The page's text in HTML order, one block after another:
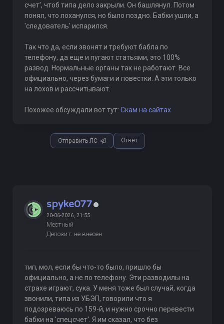
счет', чтоб типа дело закрыли. Он башлянул. Потом
понял, что лоханулся, но было поздно. Бабки ушли, а
'следователь' испарился.
Так что да, если звонят и требуют бабла по
телефону, да еще и пугают статьями, это 100%
развод. Нормальные органы так не работают. Все
официально, через бумаги и повестки. А эти только
на лохов и рассчитывают.
Похожее обсуждали вот тут: Скам на сайтах
Отправить ЛС Ответ
spyke077
20-06-2026, 21:55
Местный
Депозит: не внесен
тип, мол, если бы что-то было, пришло бы
официально, а не по телефону. Эти разводилы на
страхе играют, сука. У меня тоже был случай, когда
звонили, типа из УБЭП, говорили что я
подозреваюсь по 159-й, и нужно срочно перевести
бабки на 'спецсчет'. Я им сказал, что без